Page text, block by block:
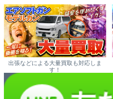
出張などによる大量買取も対応しま
す！